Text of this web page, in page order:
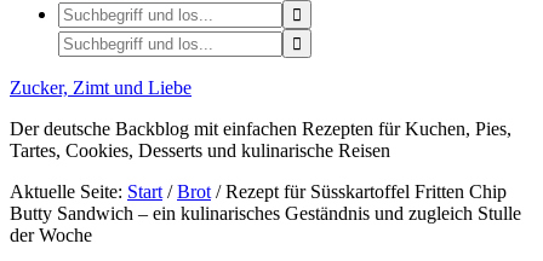
Zucker, Zimt und Liebe
Der deutsche Backblog mit einfachen Rezepten für Kuchen, Pies,
Tartes, Cookies, Desserts und kulinarische Reisen
Aktuelle Seite: Start / Brot /Rezept für Süsskartoffel Fritten Chip
Butty Sandwich – ein kulinarisches Geständnis und zugleich Stulle
der Woche